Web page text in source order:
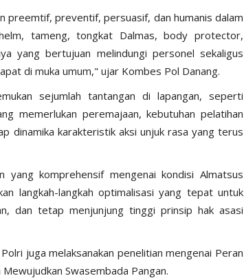
preemtif, preventif, persuasif, dan humanis dalam
tameng, tongkat Dalmas, body protector,
yang bertujuan melindungi personel sekaligus
di muka umum," ujar Kombes Pol Danang.
sejumlah tantangan di lapangan, seperti
memerlukan peremajaan, kebutuhan pelatihan
dinamika karakteristik aksi unjuk rasa yang terus
yang komprehensif mengenai kondisi Almatsus
langkah-langkah optimalisasi yang tepat untuk
dan tetap menjunjung tinggi prinsip hak asasi
juga melaksanakan penelitian mengenai Peran
Swasembada Pangan.